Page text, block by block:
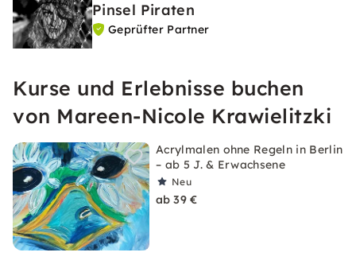
Pinsel Piraten
Geprüfter Partner
Kurse und Erlebnisse buchen
von Mareen-Nicole Krawielitzki
Acrylmalen ohne Regeln in Berlin
– ab 5 J. & Erwachsene
Neu
ab 39 €